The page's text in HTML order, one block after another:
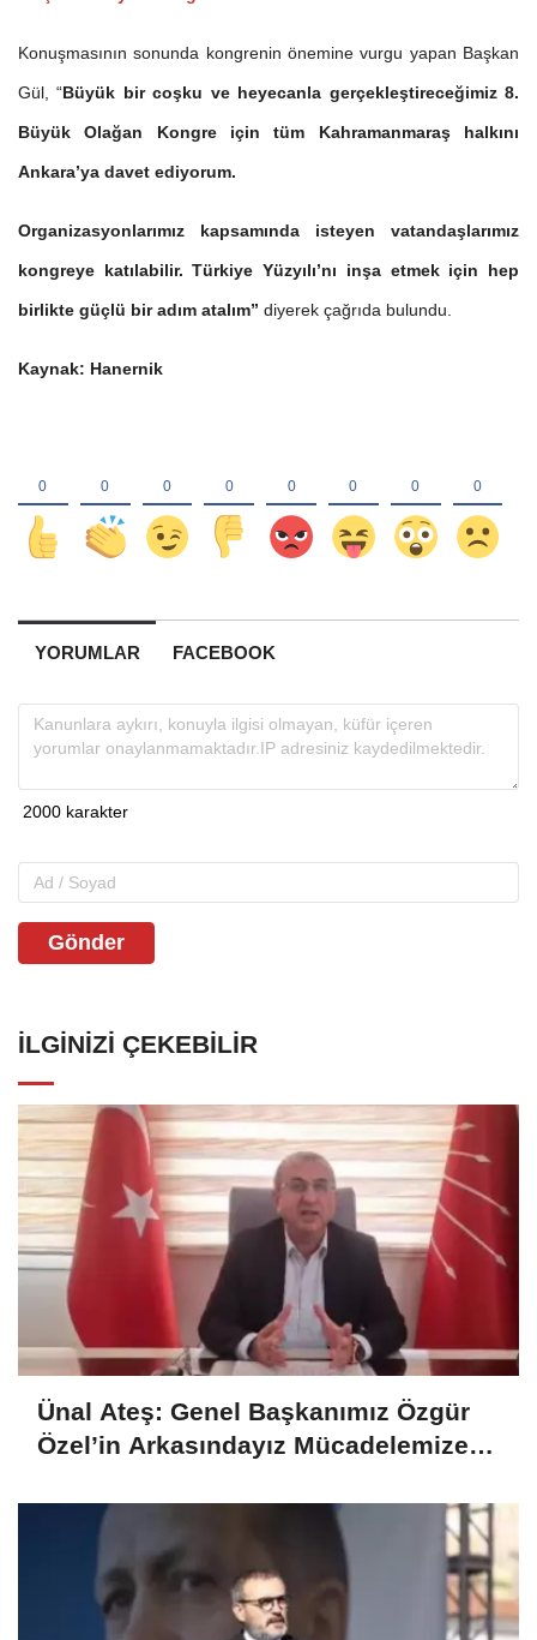
Konuşmasının sonunda kongrenin önemine vurgu yapan Başkan
Gül, “Büyük bir coşku ve heyecanla gerçekleştireceğimiz 8.
Büyük Olağan Kongre için tüm Kahramanmaraş halkını
Ankara’ya davet ediyorum.
Organizasyonlarımız kapsamında isteyen vatandaşlarımız
kongreye katılabilir. Türkiye Yüzyılı’nı inşa etmek için hep
birlikte güçlü bir adım atalım” diyerek çağrıda bulundu.
Kaynak: Hanernik
YORUMLAR FACEBOOK
Gönder
İLGINIZI ÇEKEBILIR
Ünal Ateş: Genel Başkanımız Özgür
Özel’in Arkasındayız Mücadelemize